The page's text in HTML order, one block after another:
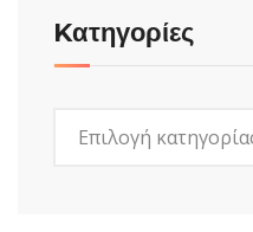
Kατηγορίες